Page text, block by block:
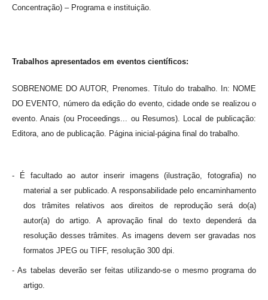
Concentração) – Programa e instituição.
Trabalhos apresentados em eventos científicos:
SOBRENOME DO AUTOR, Prenomes. Título do trabalho. In: NOME
DO EVENTO, número da edição do evento, cidade onde se realizou o
evento. Anais (ou Proceedings... ou Resumos). Local de publicação:
Editora, ano de publicação. Página inicial-página final do trabalho.
- É facultado ao autor inserir imagens (ilustração, fotografia) no
material a ser publicado. A responsabilidade pelo encaminhamento
dos trâmites relativos aos direitos de reprodução será do(a)
autor(a) do artigo. A aprovação final do texto dependerá da
resolução desses trâmites. As imagens devem ser gravadas nos
formatos JPEG ou TIFF, resolução 300 dpi.
- As tabelas deverão ser feitas utilizando-se o mesmo programa do
artigo.